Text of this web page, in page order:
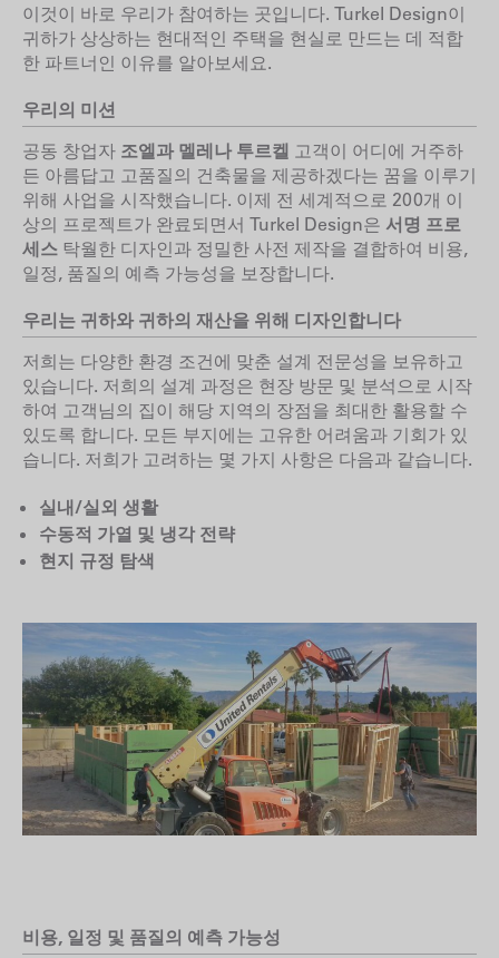
이것이 바로 우리가 참여하는 곳입니다. Turkel Design이
귀하가 상상하는 현대적인 주택을 현실로 만드는 데 적합
한 파트너인 이유를 알아보세요.
우리의 미션
공동 창업자 조엘과 멜레나 투르켈 고객이 어디에 거주하
든 아름답고 고품질의 건축물을 제공하겠다는 꿈을 이루기
위해 사업을 시작했습니다. 이제 전 세계적으로 200개 이
상의 프로젝트가 완료되면서 Turkel Design은 서명 프로
세스 탁월한 디자인과 정밀한 사전 제작을 결합하여 비용,
일정, 품질의 예측 가능성을 보장합니다.
우리는 귀하와 귀하의 재산을 위해 디자인합니다
저희는 다양한 환경 조건에 맞춘 설계 전문성을 보유하고
있습니다. 저희의 설계 과정은 현장 방문 및 분석으로 시작
하여 고객님의 집이 해당 지역의 장점을 최대한 활용할 수
있도록 합니다. 모든 부지에는 고유한 어려움과 기회가 있
습니다. 저희가 고려하는 몇 가지 사항은 다음과 같습니다.
실내/실외 생활
수동적 가열 및 냉각 전략
현지 규정 탐색
비용, 일정 및 품질의 예측 가능성